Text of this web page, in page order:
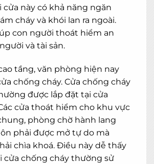
cửa này có khả năng ngăn
cháy và khói lan ra ngoài.
con người thoát hiểm an
và tài sản.
tầng, văn phòng hiện nay
chống cháy. Cửa chống cháy
được lắp đặt tại cửa
cửa thoát hiểm cho khu vực
phòng chờ hành lang
phải được mở tự do mà
chìa khoá. Điều này dễ thấy
cửa chống cháy thường sử